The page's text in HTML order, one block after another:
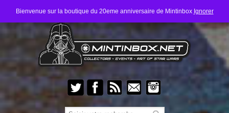
Bienvenue sur la boutique du 20eme anniversaire de Mintinbox Ignorer